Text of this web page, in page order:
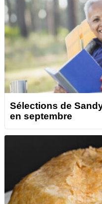
Sélections de
en septembre